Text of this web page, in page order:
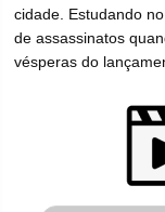
cidade. Estudando
de assassinatos
vésperas do